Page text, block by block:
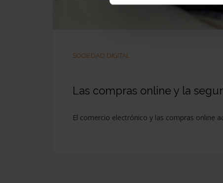
SOCIEDAD DIGITAL
Las compras online y la
El comercio electrónico y las compras online